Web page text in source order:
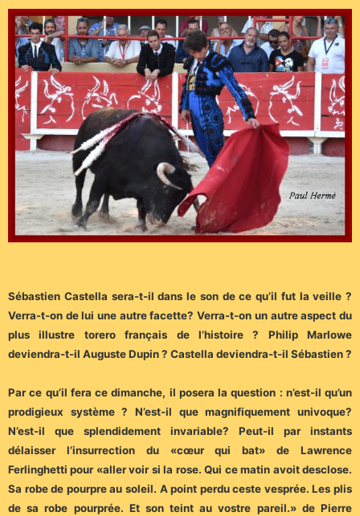
Sébastien Castella sera-t-il dans le son de ce qu’il fut la veille ?
Verra-t-on de lui une autre facette? Verra-t-on un autre aspect du
plus illustre torero français de l’histoire ? Philip Marlowe
deviendra-t-il Auguste Dupin ? Castella deviendra-t-il Sébastien ?
Par ce qu’il fera ce dimanche, il posera la question : n’est-il qu’un
prodigieux système ? N’est-il que magnifiquement univoque?
N’est-il que splendidement invariable? Peut-il par instants
délaisser l’insurrection du «cœur qui bat» de Lawrence
Ferlinghetti pour «aller voir si la rose. Qui ce matin avoit desclose.
Sa robe de pourpre au soleil. A point perdu ceste vesprée. Les plis
de sa robe pourprée. Et son teint au vostre pareil.» de Pierre